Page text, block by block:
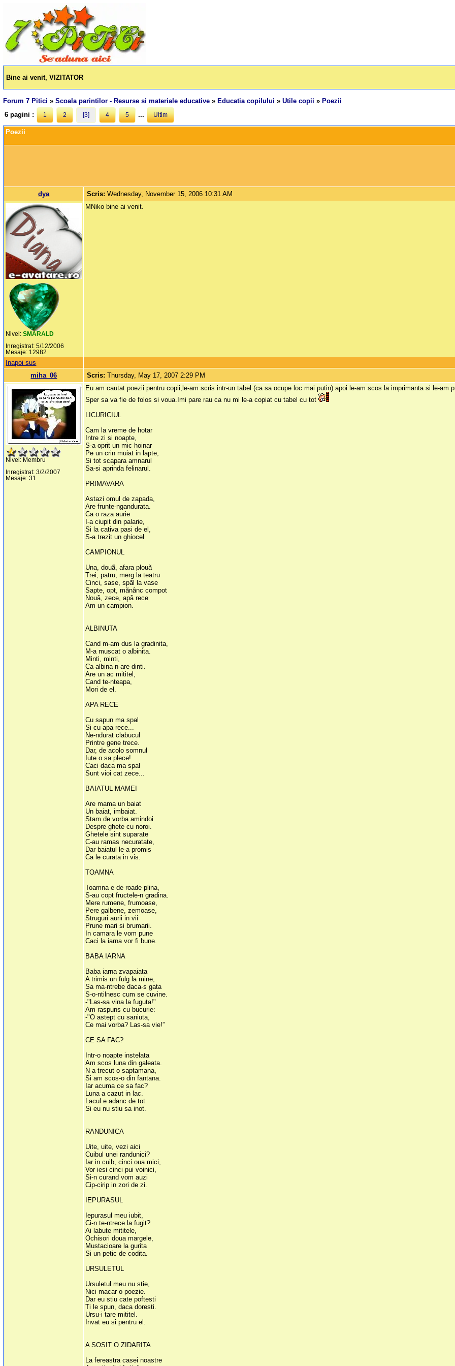
Bine ai venit, VIZITATOR
Forum 7 Pitici »Scoala parintilor - Resurse si materiale educative » Educatia copilului »Utile copii » Poezii
6 pagini :
1 2 [3] 4 5 ... Ultim
Poezii
dya Scris:Wednesday, November 15, 2006 10:31 AM
Nivel:SMARALD
Inregistrat: 5/12/2006
Mesaje: 12982
MNiko bine ai venit.
Inapoi sus
miha_06
Scris:Thursday, May 17, 2007 2:29 PM
Nivel: Membru
Inregistrat: 3/2/2007
Mesaje: 31
Eu am cautat poezii pentru copii,le-am scris intr-un tabel (ca sa ocupe loc mai putin) apoi le-am scos la imprimanta si le-
Sper sa va fie de folos si voua.Imi pare rau ca nu mi le-a copiat cu tabel cu tot
LICURICIUL
Cam la vreme de hotar
Intre zi si noapte,
S-a oprit un mic hoinar
Pe un crin muiat in lapte,
Si tot scapara amnarul
Sa-si aprinda felinarul.
PRIMAVARA
Astazi omul de zapada,
Are frunte-ngandurata.
Ca o raza aurie
I-a ciupit din palarie,
Si la cativa pasi de el,
S-a trezit un ghiocel
CAMPIONUL
Una, douã, afara plouã
Trei, patru, merg la teatru
Cinci, sase, spãl la vase
Sapte, opt, mãnânc compot
Nouã, zece, apã rece
Am un campion.
ALBINUTA
Cand m-am dus la gradinita,
M-a muscat o albinita.
Minti, minti,
Ca albina n-are dinti.
Are un ac mititel,
Cand te-nteapa,
Mori de el.
APA RECE
Cu sapun ma spal
Si cu apa rece...
Ne-ndurat clabucul
Printre gene trece.
Dar, de acolo somnul
Iute o sa plece!
Caci daca ma spal
Sunt vioi cat zece...
BAIATUL MAMEI
Are mama un baiat
Un baiat, imbaiat.
Stam de vorba amindoi
Despre ghete cu noroi.
Ghetele sint suparate
C-au ramas necuratate,
Dar baiatul le-a promis
Ca le curata in vis.
TOAMNA
Toamna e de roade plina,
S-au copt fructele-n gradina.
Mere rumene, frumoase,
Pere galbene, zemoase,
Struguri aurii in vii
Prune mari si brumarii.
In camara le vom pune
Caci la iarna vor fi bune.
BABA IARNA
Baba iarna zvapaiata
A trimis un fulg la mine,
Sa ma-ntrebe daca-s gata
S-o-ntilnesc cum se cuvine.
-"Las-sa vina la fuguta!"
Am raspuns cu bucurie:
-"O astept cu saniuta,
Ce mai vorba? Las-sa vie!”
CE SA FAC?
Intr-o noapte instelata
Am scos luna din galeata.
N-a trecut o saptamana,
Si am scos-o din fantana.
Iar acuma ce sa fac?
Luna a cazut in lac.
Lacul e adanc de tot
Si eu nu stiu sa inot.
RANDUNICA
Uite, uite, vezi aici
Cuibul unei randunici?
Iar in cuib, cinci oua mici,
Vor iesi cinci pui voinici,
Si-n curand vom auzi
Cip-cirip in zori de zi.
IEPURASUL
Iepurasul meu iubit,
Ci-n te-ntrece la fugit?
Ai labute mititele,
Ochisori doua margele,
Mustacioare la gurita
Si un petic de codita.
URSULETUL
Ursuletul meu nu stie,
Nici macar o poezie.
Dar eu stiu cate poftesti
Ti le spun, daca doresti.
Ursu-i tare mititel.
Invat eu si pentru el.
A SOSIT O ZIDARITA
La fereastra casei noastre